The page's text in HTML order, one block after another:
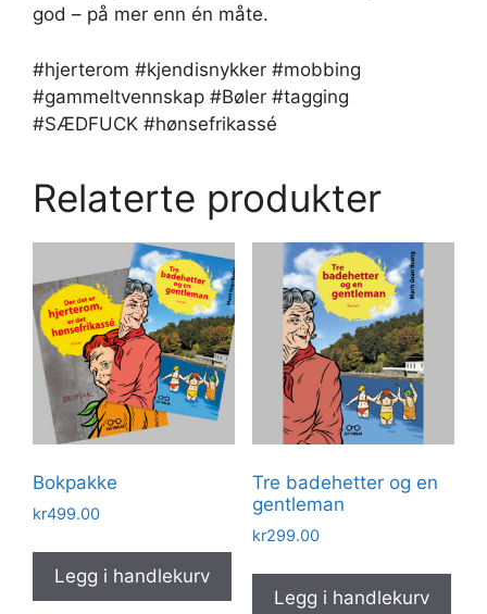
god – på mer enn én måte.
#hjerterom #kjendisnykker #mobbing
#gammeltvennskap #Bøler #tagging
#SÆDFUCK #hønsefrikassé
Relaterte produkter
Bokpakke
kr499.00
Legg i handlekurv
Tre badehetter og en
gentleman
kr299.00
Legg i handlekurv